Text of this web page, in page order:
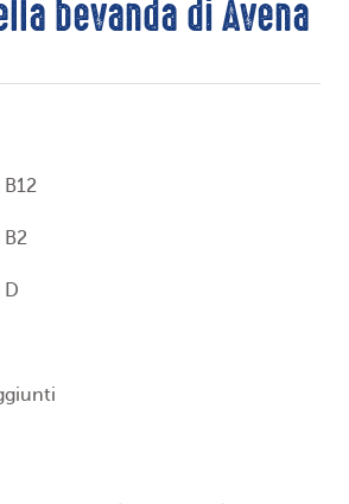
bevanda di Avena
B2
D